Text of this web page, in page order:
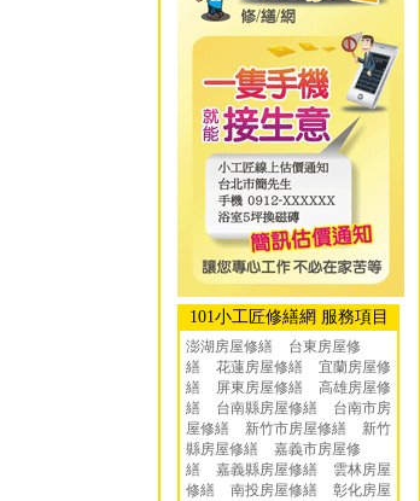
101小工匠修繕網 服務項目
澎湖房屋修繕
台東房屋修
繕
花蓮房屋修繕
宜蘭房屋修
繕
屏東房屋修繕
高雄房屋修
繕
台南縣房屋修繕
台南市房
屋修繕
新竹市房屋修繕
新竹
縣房屋修繕
嘉義市房屋修
繕
嘉義縣房屋修繕
雲林房屋
修繕
南投房屋修繕
彰化房屋